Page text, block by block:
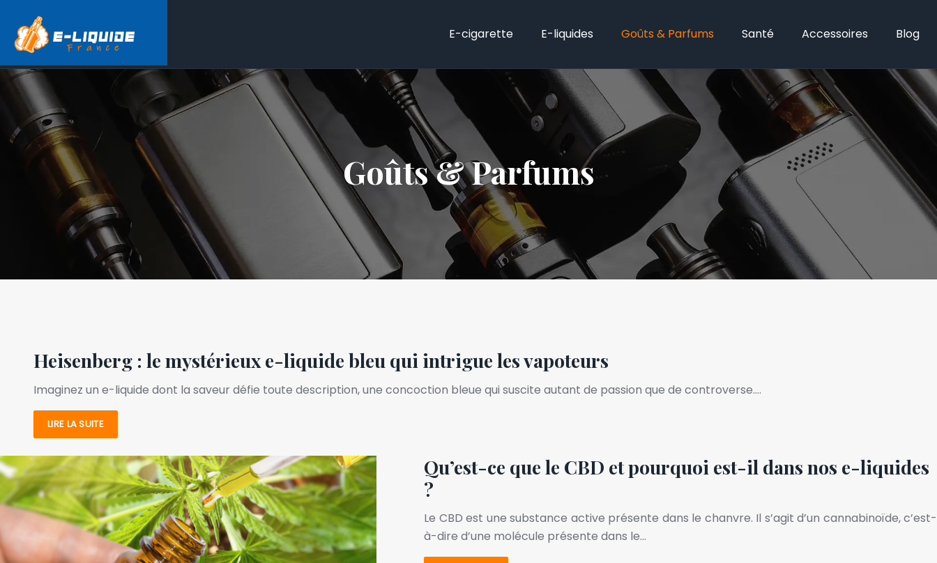
E-cigarette E-liquides Goûts & Parfums Santé Accessoires Blog
Goûts & Parfums
Heisenberg : le mystérieux e-liquide bleu qui intrigue les vapoteurs
Imaginez un e-liquide dont la saveur défie toute description, une concoction bleue qui suscite autant de passion que de controverse….
LIRE LA SUITE
Qu’est-ce que le CBD et pourquoi est-il dans nos e-liquides
?
Le CBD est une substance active présente dans le chanvre. Il s’agit d’un cannabinoïde, c’est-
à-dire d’une molécule présente dans le…